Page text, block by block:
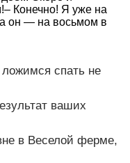
Конечно! Я уже на
он — на восьмом в
спать не
ваших
в Веселой ферме,